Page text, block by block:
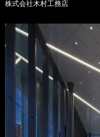
株式会社木村工務店